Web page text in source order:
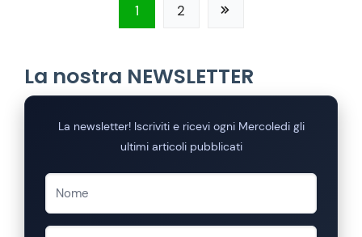
1 2
La nostra NEWSLETTER
La newsletter! Iscriviti e ricevi ogni Mercoledi gli
ultimi articoli pubblicati